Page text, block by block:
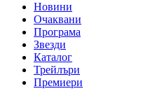
Новини
Очаквани
Програма
Звезди
Каталог
Трейлъри
Премиери